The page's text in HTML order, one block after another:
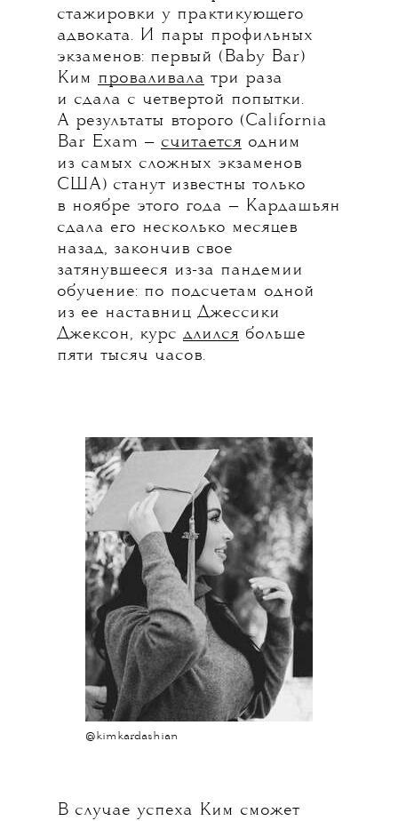
стажировки у практикующего
адвоката. И пары профильных
экзаменов: первый (Baby Bar)
Ким проваливала три раза
и сдала с четвертой попытки.
А результаты второго (California
Bar Exam — считается одним
из самых сложных экзаменов
США) станут известны только
в ноябре этого года — Кардашьян
сдала его несколько месяцев
назад, закончив свое
затянувшееся из-за пандемии
обучение: по подсчетам одной
из ее наставниц Джессики
Джексон, курс длился больше
пяти тысяч часов.
@kimkardashian
В случае успеха Ким сможет